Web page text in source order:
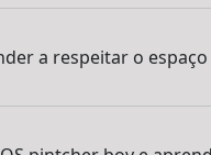
a respeitar o espaço